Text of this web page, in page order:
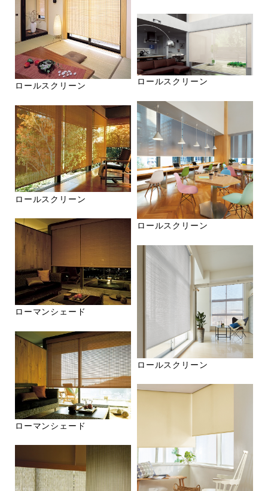
ロールスクリーン
ロールスクリーン
ローマンシェード
ローマンシェード
ロールスクリーン
ロールスクリーン
ロールスクリーン